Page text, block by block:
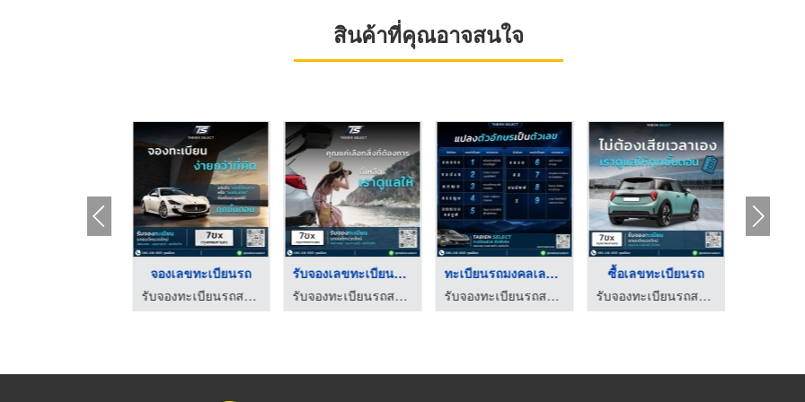
สินค้าที่คุณอาจสนใจ
จองเลขทะเบียนรถ
รับจองทะเบียนรถสวย - Tbien Select
รับจองเลขทะเบียนสวย
รับจองทะเบียนรถสวย - Tbien Select
ทะเบียนรถมงคลเลขไหนด ...
รับจองทะเบียนรถสวย - Tbien Select
ซื้อเลขทะเบียนรถ
รับจองทะเบียนรถสวย - Tbien Select